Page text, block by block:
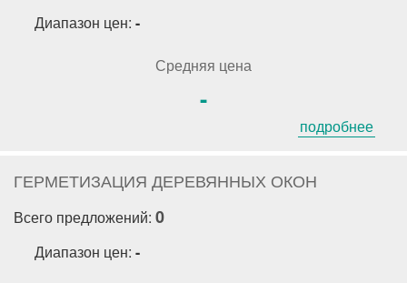
Диапазон цен: -
Средняя цена
-
подробнее
ГЕРМЕТИЗАЦИЯ ДЕРЕВЯННЫХ ОКОН
Всего предложений: 0
Диапазон цен: -